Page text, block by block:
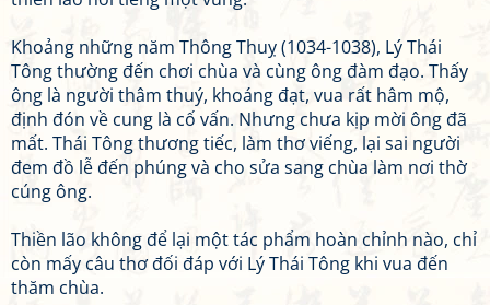
Khoảng những năm Thông Thuỵ (1034-1038), Lý Thái
Tông thường đến chơi chùa và cùng ông đàm đạo. Thấy
ông là người thâm thuý, khoáng đạt, vua rất hâm mộ,
định đón về cung là cố vấn. Nhưng chưa kịp mời ông đã
mất. Thái Tông thương tiếc, làm thơ viếng, lại sai người
đem đồ lễ đến phúng và cho sửa sang chùa làm nơi thờ
cúng ông.
Thiền lão không để lại một tác phẩm hoàn chỉnh nào, chỉ
còn mấy câu thơ đối đáp với Lý Thái Tông khi vua đến
thăm chùa.